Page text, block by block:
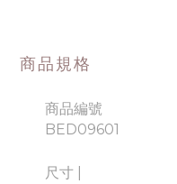
商品規格
商品編號
BED09601
尺寸 |